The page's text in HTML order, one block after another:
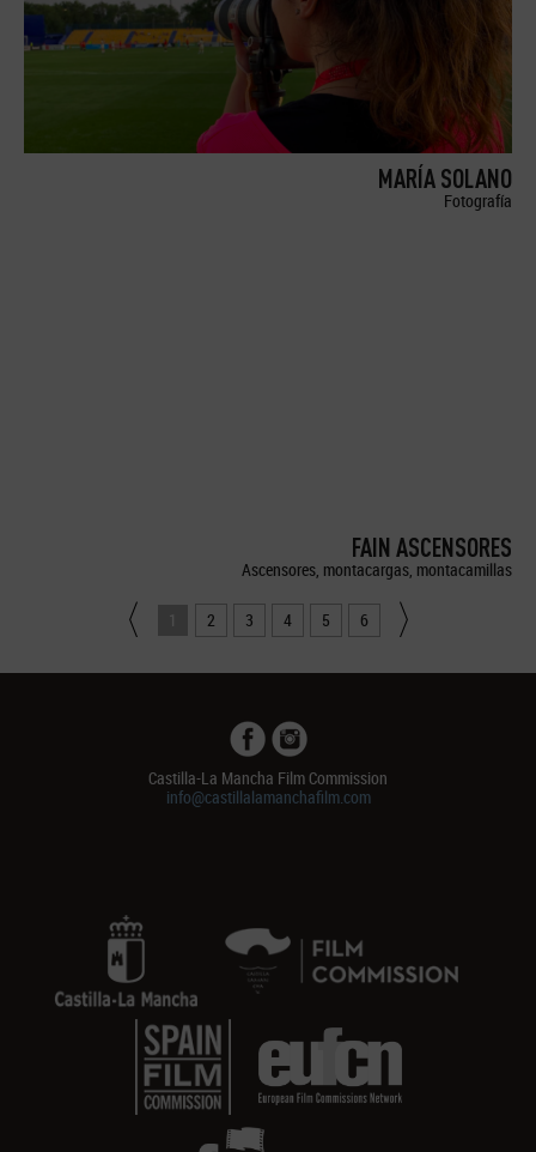
MARÍA SOLANO
Fotografía
FAIN ASCENSORES
Ascensores, montacargas, montacamillas
1 2 3 4 5 6
Castilla-La Mancha Film Commission
info@castillalamanchafilm.com